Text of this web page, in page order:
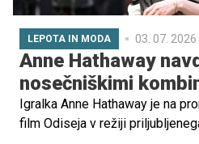
LEPOTA IN MODA 03. 07. 2026
Anne Hathaway
nosečniškimi
Igralka Anne Hathaway je na
film Odiseja v režiji